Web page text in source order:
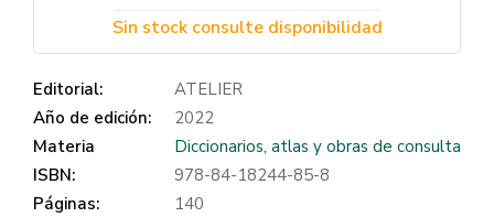
Sin stock consulte disponibilidad
Editorial:
ATELIER
Año de edición:
2022
Materia
Diccionarios, atlas y obras de consulta
ISBN:
978-84-18244-85-8
Páginas:
140